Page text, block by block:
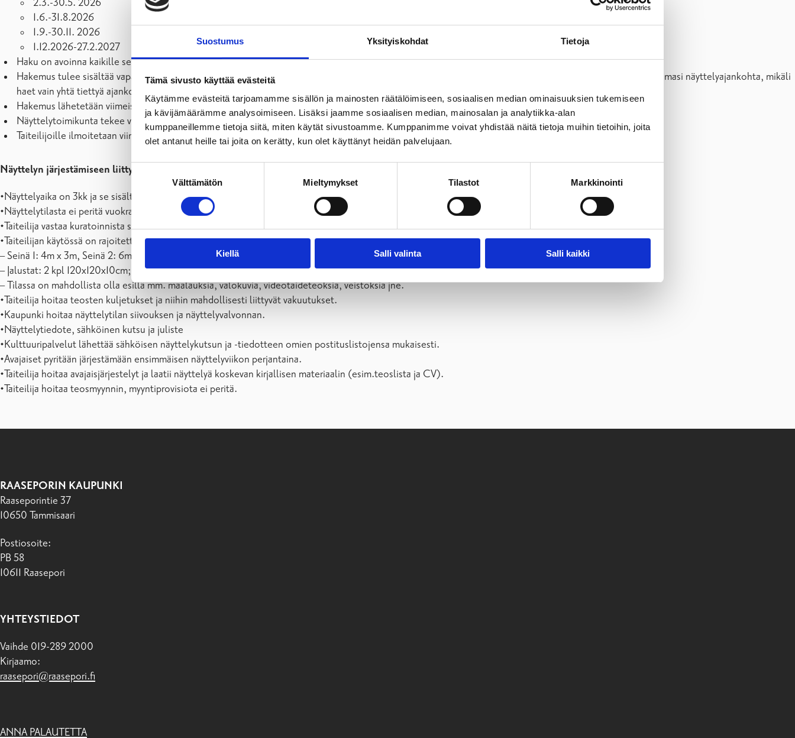
Suostumus Yksityiskohdat Tietoja
Tämä sivusto käyttää evästeitä
Käytämme evästeitä tarjoamamme sisällön ja mainosten räätälöimiseen, sosiaalisen median ominaisuuksien tukemiseen
ja kävijämäärämme analysoimiseen. Lisäksi jaamme sosiaalisen median, mainosalan ja analytiikka-alan
kumppaneillemme tietoja siitä, miten käytät sivustoamme. Kumppanimme voivat yhdistää näitä tietoja muihin tietoihin, joita
olet antanut heille tai joita on kerätty, kun olet käyttänyt heidän palvelujaan.
Suostumuksen
Välttämätön Mieltymykset Tilastot Markkinointi
Kiellä Salli valinta Salli kaikki
2.3.-30.5. 2026
1.6.-31.8.2026
1.9.-30.11. 2026
1.12.2026-27.2.2027
Haku on avoinna kaikille sekä yksittäisille taitelijoille että työpareille ja -ryhmille.
Hakemus tulee sisältää vapaamuotoisen hakemuksen yhteystietoineen, näyttelysuunnitelman, 3-5 teoskuvaa ja ansioluettelon. Muista merkitä myös hakemasi näyttelyajankohta, mikäli
haet vain yhtä tiettyä ajankohtaa.
Hakemus lähetetään viimeistään 14.6.2024. yhtenä PDF-tiedostona sähköisesti osoitteeseen:kult@raseborg.fi
Näyttelytoimikunta tekee valinnat hakemusten perusteella elokuussa 2024.
Taiteilijoille ilmoitetaan viimeistään 30.9.2024.
Näyttelyn järjestämiseen liittyviä käytäntöjä
•Näyttelyaika on 3kk ja se sisältää ripustus- ja purkupäivät.
•Näyttelytilasta ei peritä vuokraa.
•Taiteilija vastaa kuratoinnista sekä hoitaa näyttelyn ripustamisen ja purkamisen.
•Taiteilijan käytössä on rajoitettu määrä työkaluja, veistos- ja laitejalustoja sekä esityslaitteistoa.
– Seinä 1: 4m x 3m, Seinä 2: 6m x 3m.
– Jalustat: 2 kpl 120x120x10cm; 2 kpl 100x100x85cm och 1kpl 130x40x105cm
– Tilassa on mahdollista olla esillä mm. maalauksia, valokuvia, videotaideteoksia, veistoksia jne.
•Taiteilija hoitaa teosten kuljetukset ja niihin mahdollisesti liittyvät vakuutukset.
•Kaupunki hoitaa näyttelytilan siivouksen ja näyttelyvalvonnan.
•Näyttelytiedote, sähköinen kutsu ja juliste
•Kulttuuripalvelut lähettää sähköisen näyttelykutsun ja -tiedotteen omien postituslistojensa mukaisesti.
•Avajaiset pyritään järjestämään ensimmäisen näyttelyviikon perjantaina.
•Taiteilija hoitaa avajaisjärjestelyt ja laatii näyttelyä koskevan kirjallisen materiaalin (esim.teoslista ja CV).
•Taiteilija hoitaa teosmyynnin, myyntiprovisiota ei peritä.
RAASEPORIN KAUPUNKI
Raaseporintie 37
10650 Tammisaari
Postiosoite:
PB 58
10611 Raasepori
YHTEYSTIEDOT
Vaihde 019-289 2000
Kirjaamo:
raasepori@raasepori.fi
ANNA PALAUTETTA